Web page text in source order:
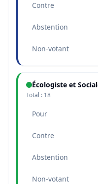
Contre
Abstention
Non-votant
Écologiste et Social
Total : 18
Pour
Contre
Abstention
Non-votant